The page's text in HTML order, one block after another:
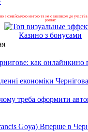
з ознайомчою метою та не є закликом до участі
розваг.
Казино з бонусами
как онлайнкино
економіки
треба оформити
Goya) Вперше в